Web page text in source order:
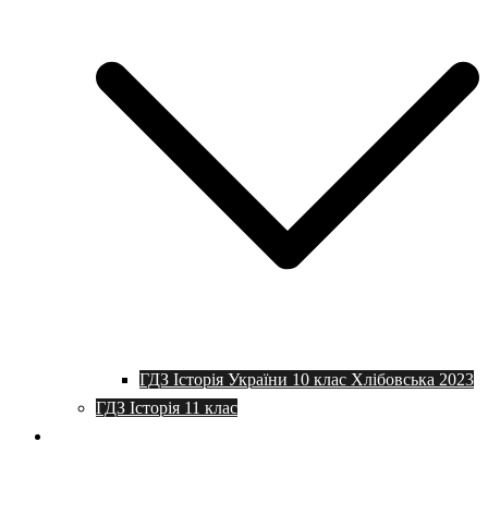
ГДЗ Історія України 10 клас Хлібовська 2023
ГДЗ Історія 11 клас